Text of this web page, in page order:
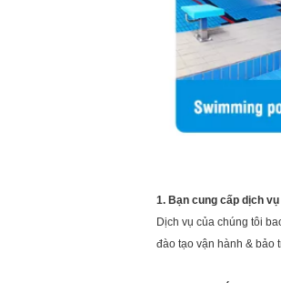
1. Bạn cung cấp dịch vụ
Dịch vụ của chúng tôi
đào tạo vận hành & bảo